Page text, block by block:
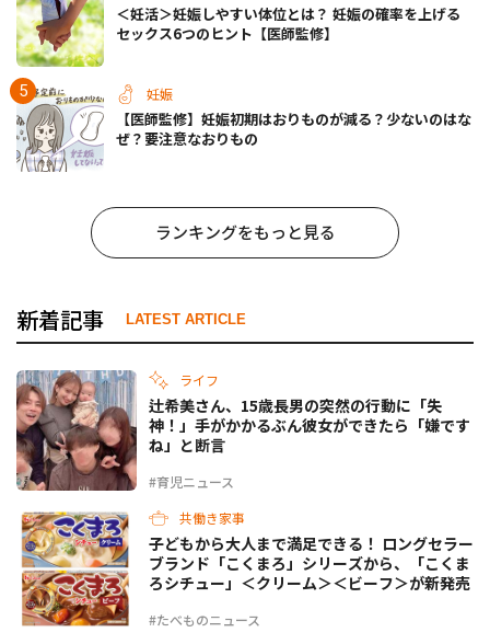
＜妊活＞妊娠しやすい体位とは？ 妊娠の確率を上げる
セックス6つのヒント【医師監修】
妊娠
【医師監修】妊娠初期はおりものが減る？少ないのはな
ぜ？要注意なおりもの
ランキングをもっと見る
新着記事 LATEST ARTICLE
ライフ
#育児ニュース
辻希美さん、15歳長男の突然の行動に「失
神！」手がかかるぶん彼女ができたら「嫌です
ね」と断言
共働き家事
#たべものニュース
子どもから大人まで満足できる！ ロングセラー
ブランド「こくまろ」シリーズから、「こくま
ろシチュー」＜クリーム＞＜ビーフ＞が新発売